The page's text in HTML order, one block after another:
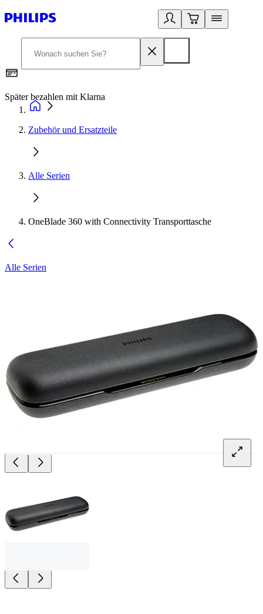
Später bezahlen mit Klarna
Zubehör und Ersatzteile
Alle Serien
OneBlade 360 with Connectivity Transporttasche
Alle Serien